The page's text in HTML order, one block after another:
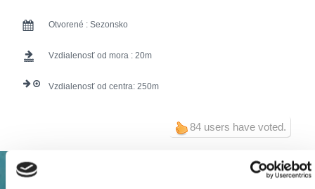
Otvorené : Sezonsko
Vzdialenosť od mora : 20
Vzdialenosť od centra: 250
84 users have voted.